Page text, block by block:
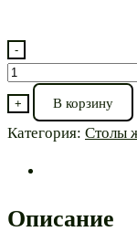
-
Количество
товара
Журнальный
столик⭐”Рио
+ В корзину
Категория: Столы
Описание